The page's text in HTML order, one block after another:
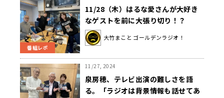
番組レポ
11/28（木）はるな愛さんが大好き
なゲストを前に大張り切り！？
大竹まこと ゴールデンラジオ！
11/27, 2024
泉房穂、テレビ出演の難しさを語
る。「ラジオは背景情報も話せてあ